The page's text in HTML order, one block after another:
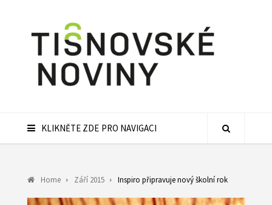
KLIKNĚTE ZDE PRO NAVIGACI
Home Září 2015 Inspiro připravuje nový školní rok